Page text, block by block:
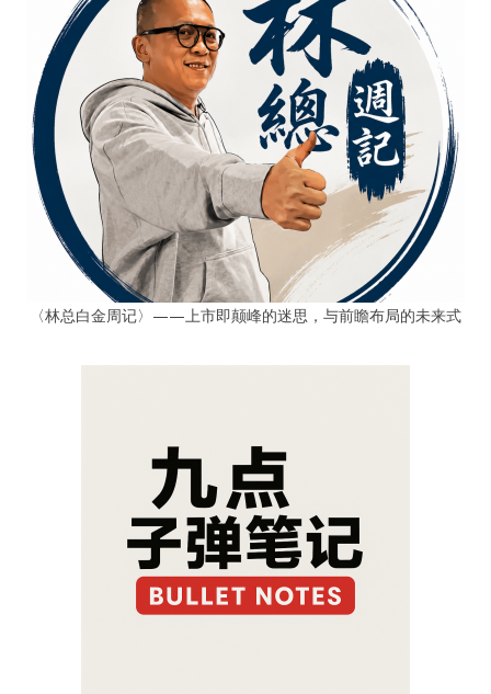
〈林总白金周记〉——上市即颠峰的迷思，与前瞻布局的未来式